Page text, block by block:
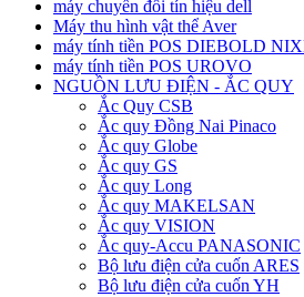
máy chuyển đổi tín hiệu dell
Máy thu hình vật thể Aver
máy tính tiền POS DIEBOLD
máy tính tiền POS UROVO
NGUỒN LƯU ĐIỆN - ẮC QUY
Ắc Quy CSB
Ắc quy Đồng Nai Pinaco
Ắc quy Globe
Ắc quy GS
Ắc quy Long
Ắc quy MAKELSAN
Ắc quy VISION
Ắc quy-Accu PANASONIC
Bộ lưu điện cửa cuốn ARES
Bộ lưu điện cửa cuốn YH